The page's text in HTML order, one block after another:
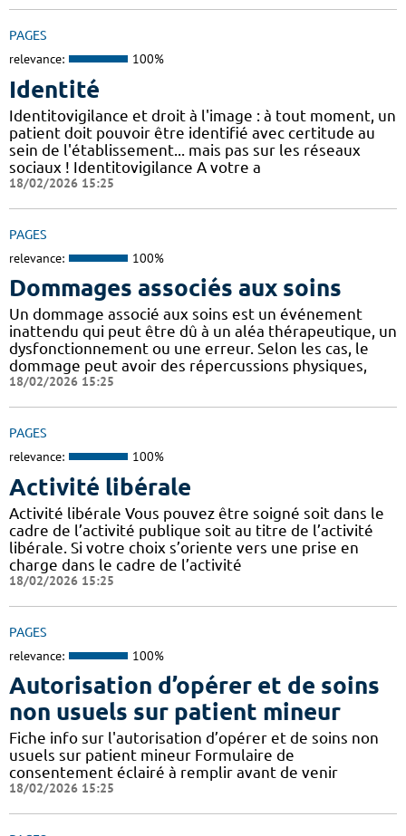
PAGES
relevance: 100%
Identité
Identitovigilance et droit à l'image : à tout moment, un
patient doit pouvoir être identifié avec certitude au
sein de l'établissement... mais pas sur les réseaux
sociaux ! Identitovigilance A votre a
18/02/2026 15:25
PAGES
relevance: 100%
Dommages associés aux soins
Un dommage associé aux soins est un événement
inattendu qui peut être dû à un aléa thérapeutique, un
dysfonctionnement ou une erreur. Selon les cas, le
dommage peut avoir des répercussions physiques,
18/02/2026 15:25
PAGES
relevance: 100%
Activité libérale
Activité libérale Vous pouvez être soigné soit dans le
cadre de l’activité publique soit au titre de l’activité
libérale. Si votre choix s’oriente vers une prise en
charge dans le cadre de l’activité
18/02/2026 15:25
PAGES
relevance: 100%
Autorisation d’opérer et de soins
non usuels sur patient mineur
Fiche info sur l'autorisation d’opérer et de soins non
usuels sur patient mineur Formulaire de
consentement éclairé à remplir avant de venir
18/02/2026 15:25